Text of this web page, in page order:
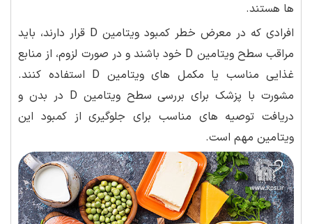
ها هستند.
افرادی که در معرض خطر کمبود ویتامین D قرار دارند، باید
مراقب سطح ویتامین D خود باشند و در صورت لزوم، از منابع
غذایی مناسب یا مکمل های ویتامین D استفاده کنند.
مشورت با پزشک برای بررسی سطح ویتامین D در بدن و
دریافت توصیه های مناسب برای جلوگیری از کمبود این
ویتامین مهم است.